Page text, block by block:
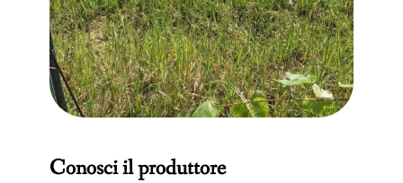
Conosci il produttore